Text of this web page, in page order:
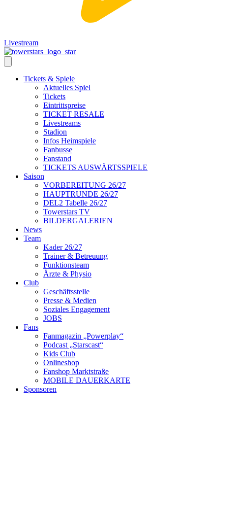
Livestream
Tickets & Spiele
Aktuelles Spiel
Tickets
Eintrittspreise
TICKET RESALE
Livestreams
Stadion
Infos Heimspiele
Fanbusse
Fanstand
TICKETS AUSWÄRTSSPIELE
Saison
VORBEREITUNG 26/27
HAUPTRUNDE 26/27
DEL2 Tabelle 26/27
Towerstars TV
BILDERGALERIEN
News
Team
Kader 26/27
Trainer & Betreuung
Funktionsteam
Ärzte & Physio
Club
Geschäftsstelle
Presse & Medien
Soziales Engagement
JOBS
Fans
Fanmagazin „Powerplay“
Podcast „Starscast“
Kids Club
Onlineshop
Fanshop Marktstraße
MOBILE DAUERKARTE
Sponsoren